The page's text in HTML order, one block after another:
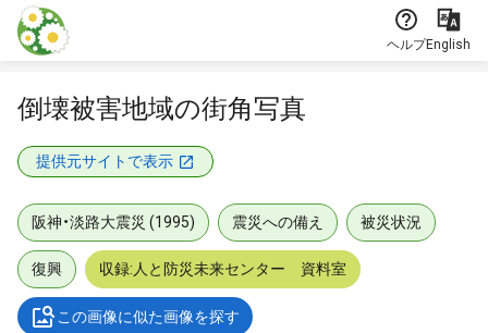
本文に飛ぶ
ヘルプEnglish
倒壊被害地域の街角写真
提供元サイトで表示
阪神・淡路大震災 (1995) 震災への備え 被災状況
復興 収録:人と防災未来センター 資料室
この画像に似た画像を探す